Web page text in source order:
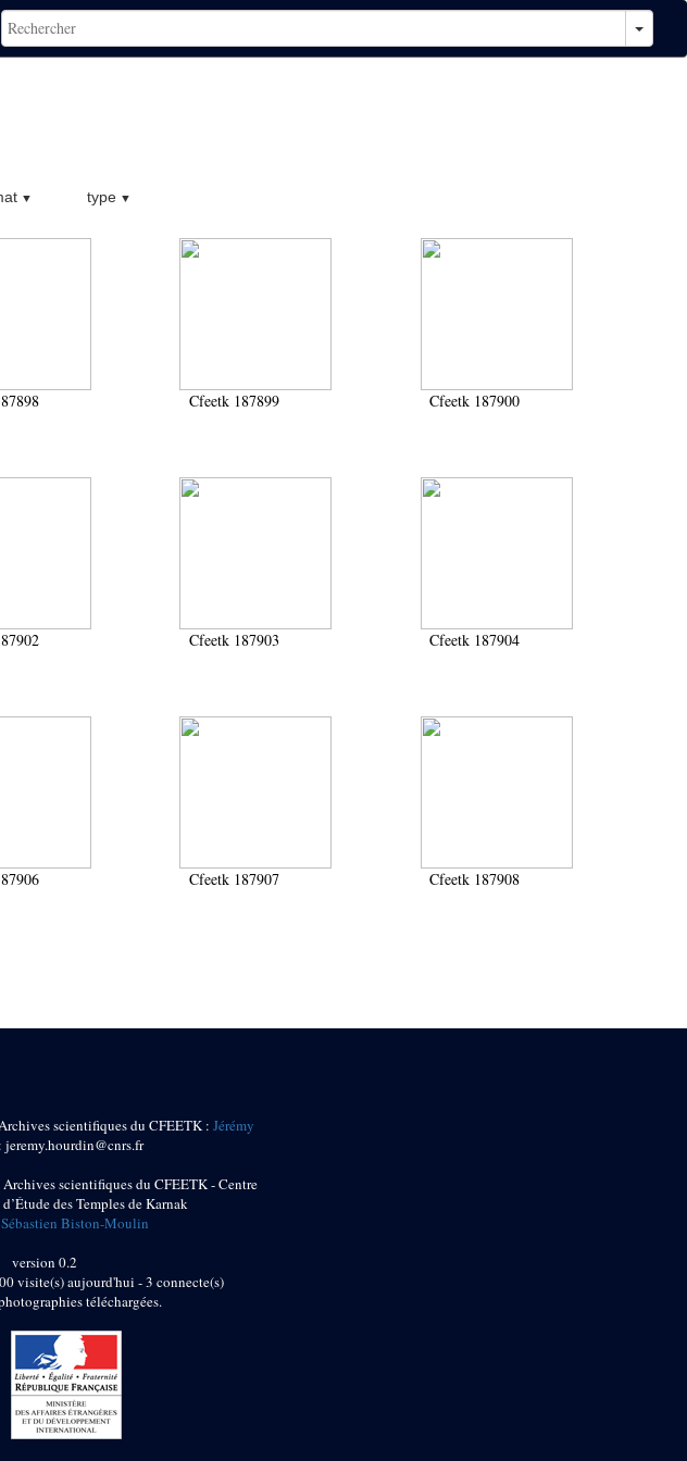
type
Cfeetk 187899 Cfeetk 187900
Cfeetk 187903 Cfeetk 187904
Cfeetk 187907 Cfeetk 187908
scientifiques du CFEETK :Jérémy
: jeremy.hourdin@cnrs.fr
scientifiques du CFEETK - Centre
des Temples de Karnak
Sébastien Biston-Moulin
version 0.2
visite(s) aujourd'hui - 3 connecte(s)
téléchargées.